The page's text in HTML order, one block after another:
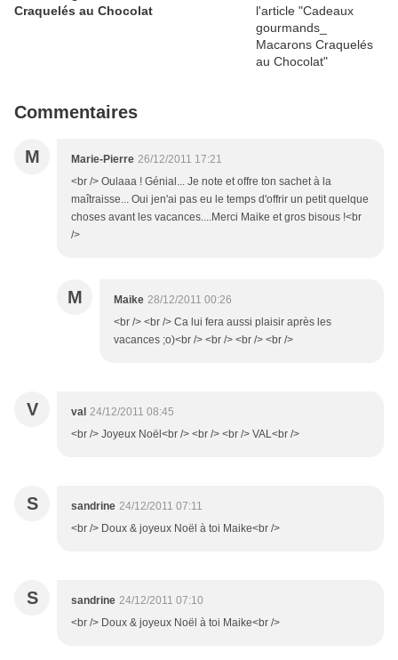
Craquelés au Chocolat
Commentaires
M Marie-Pierre 26/12/2011 17:21
<br /> Oulaaa ! Génial... Je note et offre ton sachet à la
maîtraisse... Oui jen'ai pas eu le temps d'offrir un petit quelque
choses avant les vacances....Merci Maike et gros bisous !<br
/>
M Maike 28/12/2011 00:26
<br /> <br /> Ca lui fera aussi plaisir après les
vacances ;o)<br /> <br /> <br /> <br />
V val 24/12/2011 08:45
<br /> Joyeux Noël<br /> <br /> <br /> VAL<br />
S sandrine 24/12/2011 07:11
<br /> Doux & joyeux Noël à toi Maike<br />
S sandrine 24/12/2011 07:10
<br /> Doux & joyeux Noël à toi Maike<br />